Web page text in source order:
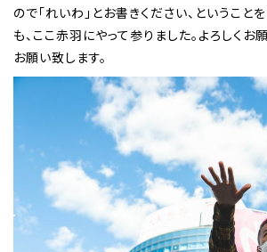
ので「れいわ」とお書きください、ということ
も、ここ赤羽にやって参りました。よろしくお
お願い致します。